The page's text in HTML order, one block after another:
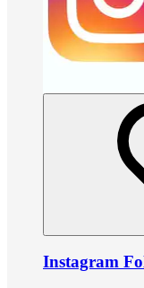
Instagram